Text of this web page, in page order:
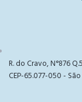
R. do Cravo, N°876
CEP-65.077-050 -